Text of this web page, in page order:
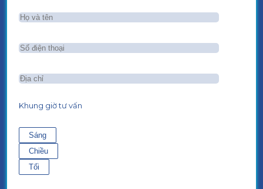
Khung giờ tư vấn
Sáng
Chiều
Tối